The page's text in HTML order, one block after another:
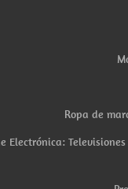
Ropa de
Electrónica: